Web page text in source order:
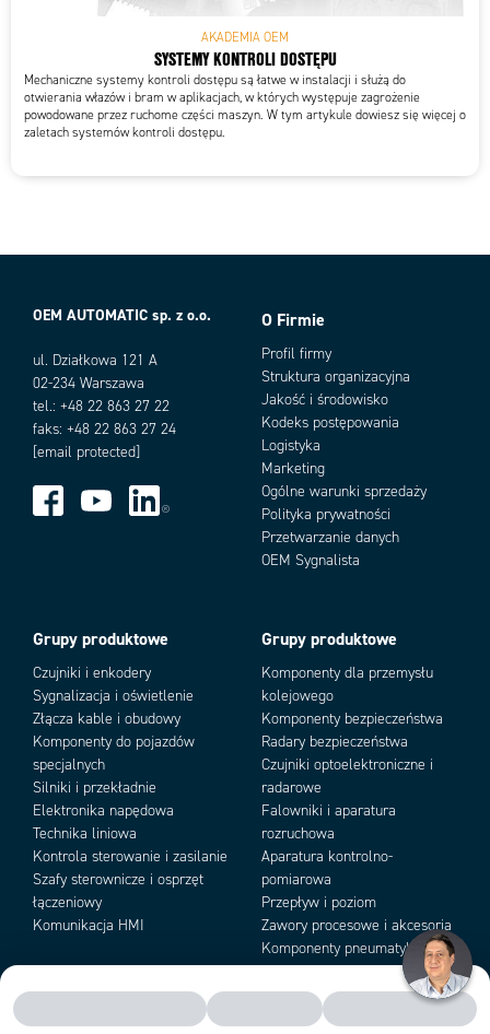
AKADEMIA OEM
SYSTEMY KONTROLI DOSTĘPU
Mechaniczne systemy kontroli dostępu są łatwe w instalacji i służą do
otwierania włazów i bram w aplikacjach, w których występuje zagrożenie
powodowane przez ruchome części maszyn. W tym artykule dowiesz się więcej o
zaletach systemów kontroli dostępu.
Add to existing cart row Add as new cart row
OEM AUTOMATIC sp. z o.o.
ul. Działkowa 121 A
02-234 Warszawa
tel.: +48 22 863 27 22
faks: +48 22 863 27 24
[email protected]
O Firmie
Profil firmy
Struktura organizacyjna
Jakość i środowisko
Kodeks postępowania
Logistyka
Marketing
Ogólne warunki sprzedaży
Polityka prywatności
Przetwarzanie danych
OEM Sygnalista
Grupy produktowe
Czujniki i enkodery
Sygnalizacja i oświetlenie
Złącza kable i obudowy
Komponenty do pojazdów
specjalnych
Silniki i przekładnie
Elektronika napędowa
Technika liniowa
Kontrola sterowanie i zasilanie
Szafy sterownicze i osprzęt
łączeniowy
Komunikacja HMI
Grupy produktowe
Komponenty dla przemysłu
kolejowego
Komponenty bezpieczeństwa
Radary bezpieczeństwa
Czujniki optoelektroniczne i
radarowe
Falowniki i aparatura
rozruchowa
Aparatura kontrolno-
pomiarowa
Przepływ i poziom
Zawory procesowe i akcesoria
Komponenty pneumatyki i
podciśnienia